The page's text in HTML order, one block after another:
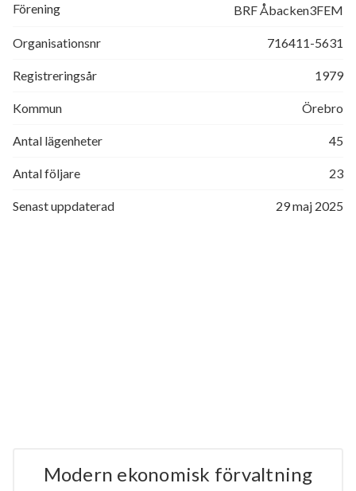
Förening BRF Åbacken3FEM
Organisationsnr 716411-5631
Registreringsår 1979
Kommun Örebro
Antal lägenheter 45
Antal följare 23
Senast uppdaterad 29 maj 2025
Modern ekonomisk förvaltning